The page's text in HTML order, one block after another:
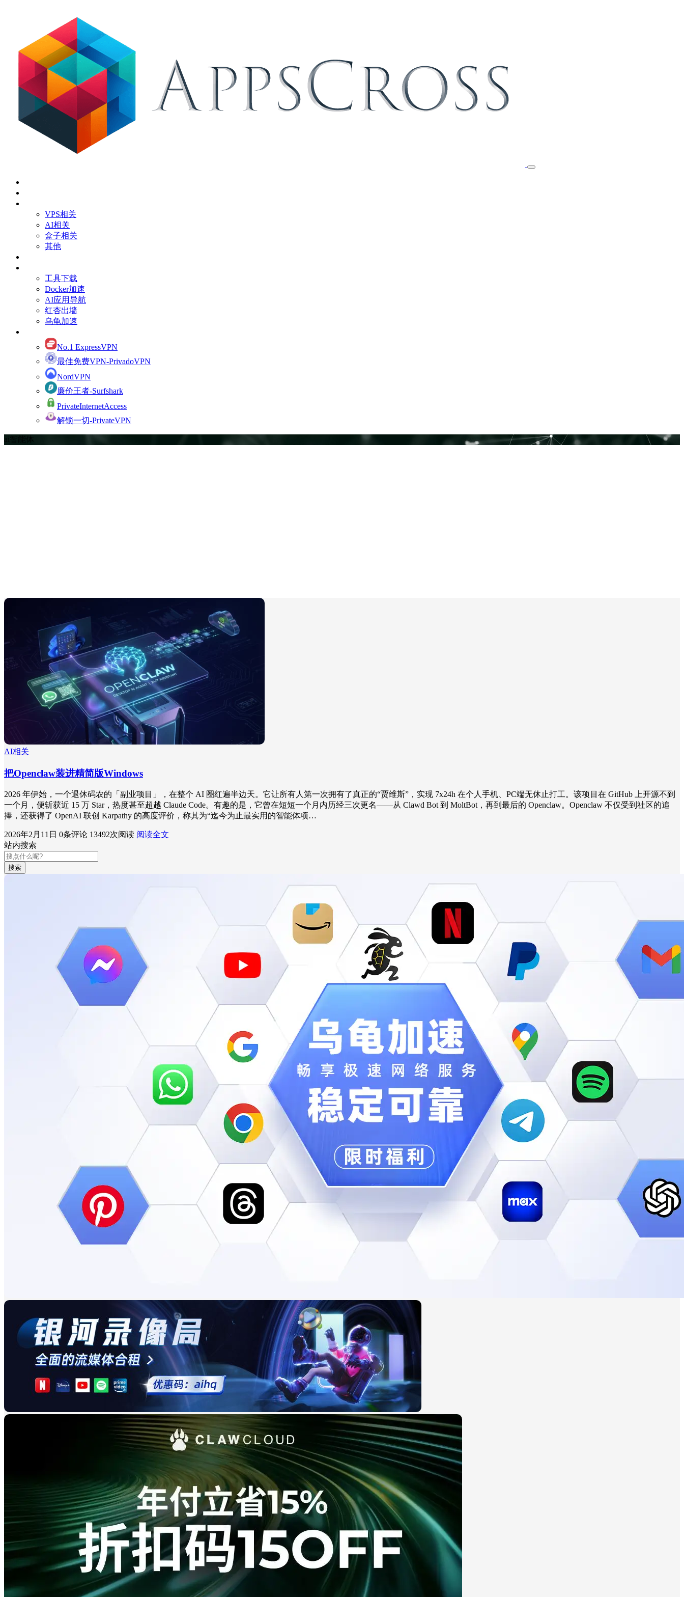
VPS相关
AI相关
盒子相关
其他
工具下载
Docker加速
AI应用导航
红杏出墙
乌龟加速
No.1 ExpressVPN
最佳免费VPN-PrivadoVPN
NordVPN
廉价王者-Surfshark
PrivateInternetAccess
解锁一切-PrivateVPN
ai智能体
AI相关
把Openclaw装进精简版Windows
2026 年伊始，一个退休码农的「副业项目」，在整个 AI 圈红遍半边天。它让所有人第一次拥有了真正的“贾维斯”，实现 7x24h 在个人手机、PC端无休止打工。该项目在 GitHub 上开源不到
一个月，便斩获近 15 万 Star，热度甚至超越 Claude Code。有趣的是，它曾在短短一个月内历经三次更名——从 Clawd Bot 到 MoltBot，再到最后的 Openclaw。Openclaw 不仅受到社区的追
捧，还获得了 OpenAI 联创 Karpathy 的高度评价，称其为“迄今为止最实用的智能体项…
2026年2月11日 0条评论 13492次阅读 阅读全文
站内搜索
搜索